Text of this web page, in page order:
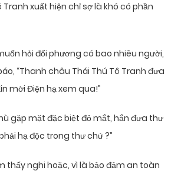
Tranh xuất hiện chỉ sợ là khó có phần
hỏi đối phương có bao nhiêu người,
“Thanh châu Thái Thú Tô Tranh đưa
mời Điện hạ xem qua!”
gặp mặt đặc biệt đỏ mắt, hắn đưa thư
hạ độc trong thư chứ ?”
thấy nghi hoặc, vì là bảo đảm an toàn